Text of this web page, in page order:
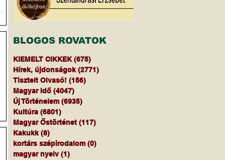
BLOGOS ROVATOK
KIEMELT CIKKEK (675)
Hírek, újdonságok (2771)
Tisztelt Olvasó! (156)
Magyar Idő (4047)
Új Történelem (6935)
Kultúra (6801)
Magyar Őstörténet (117)
Kakukk (8)
kortárs szépirodalom (0)
magyar nyelv (1)